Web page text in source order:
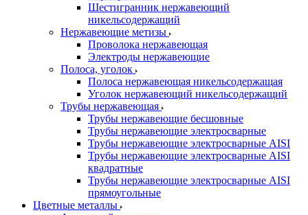
Шестигранник нержавеющий
никельсодержащий
Нержавеющие метизы
Проволока нержавеющая
Электроды нержавеющие
Полоса, уголок
Полоса нержавеющая никельсодержащая
Уголок нержавеющий никельсодержащий
Трубы нержавеющая
Трубы нержавеющие бесшовные
Трубы нержавеющие электросварные
Трубы нержавеющие электросварные AISI
Трубы нержавеющие электросварные AISI
квадратные
Трубы нержавеющие электросварные AISI
прямоугольные
Цветные металлы